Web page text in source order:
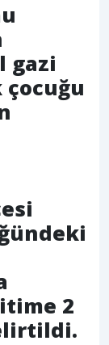
gazi
çocuğu
2